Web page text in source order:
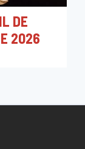
DE
2026